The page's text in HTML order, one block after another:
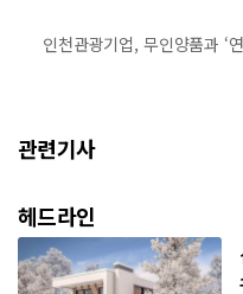
인천관광기업, 무인양품과 ‘
관련기사
헤드라인